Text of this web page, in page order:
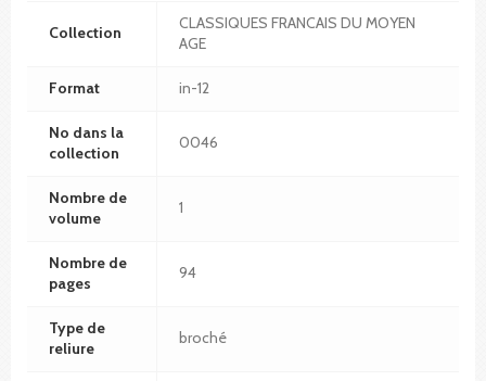
Collection
CLASSIQUES FRANCAIS DU MOYEN
AGE
Format in-12
No dans la
collection
0046
Nombre de
volume
1
Nombre de
pages
94
Type de
reliure
broché